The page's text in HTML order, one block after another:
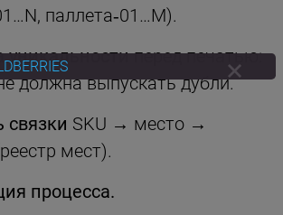
паллета‑01…M).
уникальностиперед печатью:
должна выпускать дубли.
связки SKU → место →
мест).
процесса.